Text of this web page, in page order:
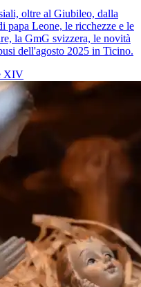
oltre al Giubileo, dalla
papa Leone, le ricchezze e le
la GmG svizzera, le novità
dell'agosto 2025 in Ticino.
XIV